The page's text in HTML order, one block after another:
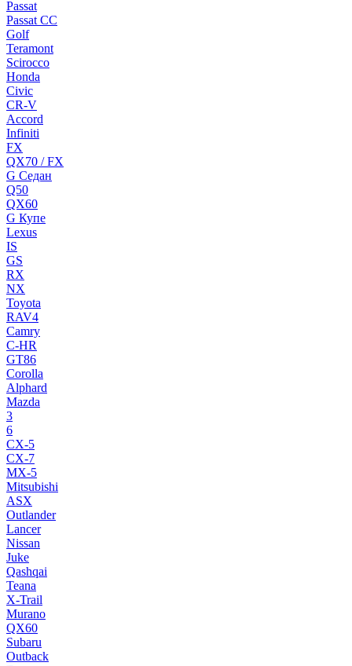
Passat
Passat CC
Golf
Teramont
Scirocco
Honda
Civic
CR-V
Accord
Infiniti
FX
QX70 / FX
G Cедан
Q50
QX60
G Купе
Lexus
IS
GS
RX
NX
Toyota
RAV4
Camry
C-HR
GT86
Corolla
Alphard
Mazda
3
6
CX-5
CX-7
MX-5
Mitsubishi
ASX
Outlander
Lancer
Nissan
Juke
Qashqai
Teana
X-Trail
Murano
QX60
Subaru
Outback